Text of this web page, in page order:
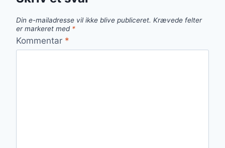
Din e-mailadresse vil ikke blive publiceret. Krævede felter
er markeret med *
Kommentar *